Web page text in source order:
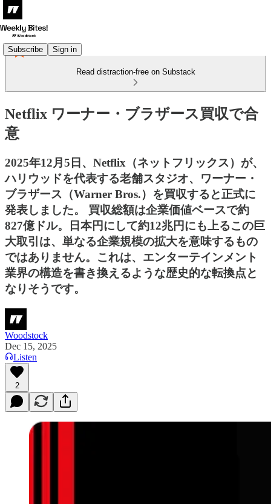
Subscribe Sign in
Read distraction-free on Substack
Netflix ワーナー・ブラザース買収で合
意
2025年12月5日、Netflix（ネットフリックス）が、
ハリウッドを代表する老舗スタジオ、ワーナー・
ブラザース（Warner Bros.）を買収すると正式に
発表しました。 買収総額は企業価値ベースで約
827億ドル。日本円にして約12兆円にも上るこの巨
大取引は、単なる企業規模の拡大を意味するもの
ではありません。これは、エンターテインメント
業界の構造を書き換えるような歴史的な転換点と
なりそうです。
Woodstock
Dec 15, 2025
Listen
2